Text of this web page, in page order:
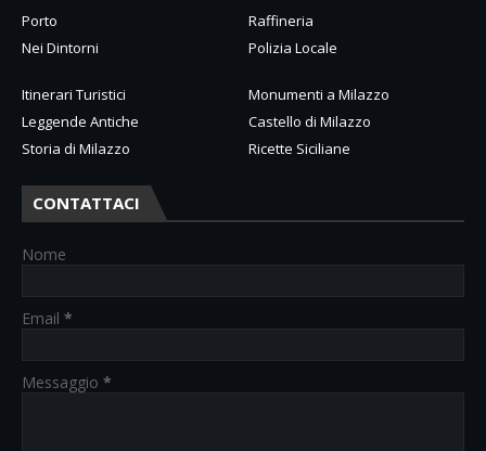
Porto
Raffineria
Nei Dintorni
Polizia Locale
Itinerari Turistici
Monumenti a Milazzo
Leggende Antiche
Castello di Milazzo
Storia di Milazzo
Ricette Siciliane
CONTATTACI
Nome
Email *
Messaggio *